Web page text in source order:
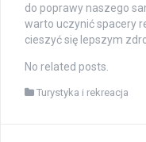
do poprawy naszego
warto uczynić spacery
cieszyć się lepszym
No related posts.
Turystyka i rekreacja